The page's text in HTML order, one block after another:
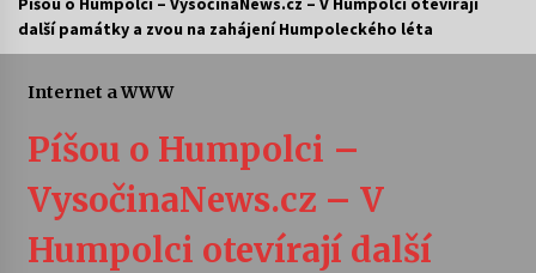
Letní koncerty ve Stromovce: Ars Camerata a
Vernisáž výstavy Josefíny Duškové: Stávám se
30. 7. 2026
Veselí muzikanti
další památky a zvou na zahájení Humpoleckého léta
Internet a WWW
Píšou o Humpolci –
VysočinaNews.cz – V
Humpolci otevírají další